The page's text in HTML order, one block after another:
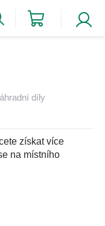
díly
získat více
na místního